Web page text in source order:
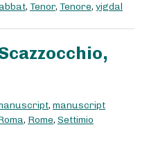
, Tenor, Tenore, yigdal
, manuscript
, Rome, Settimio